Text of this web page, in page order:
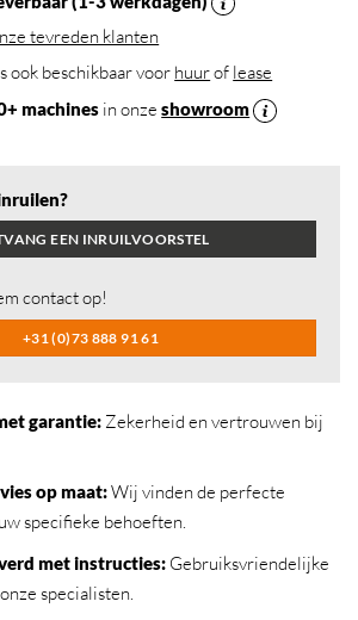
tevreden klanten
ook beschikbaar voor huurof lease
machines in onzeshowroom
EEN INRUILVOORSTEL
contact op!
+31 (0)73 888 91 61
garantie:Zekerheid en vertrouwen bij
op maat:Wij vinden de perfecte
specifieke behoeften.
met instructies:Gebruiksvriendelijke
specialisten.